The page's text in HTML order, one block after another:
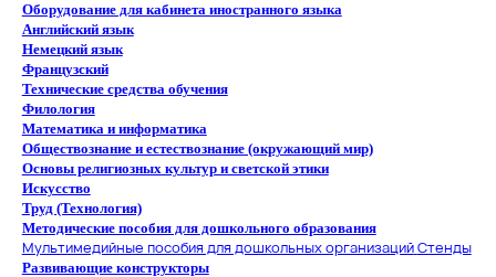
Оборудование для кабинета иностранного языка
Английский язык
Немецкий язык
Французский
Технические средства обучения
Филология
Математика и информатика
Обществознание и естествознание (окружающий мир)
Основы религиозных культур и светской этики
Искусство
Труд (Технология)
Методические пособия для дошкольного образования
Мультимедийные пособия для дошкольных организацийСтенды
Развивающие конструкторы